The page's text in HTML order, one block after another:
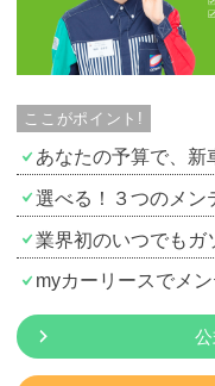
ここがポイント!
あなたの予算で、新
選べる！３つのメン
業界初のいつでもガ
myカーリースでメ